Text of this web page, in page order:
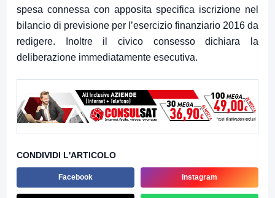
spesa connessa con apposita specifica iscrizione nel
bilancio di previsione per l’esercizio finanziario 2016 da
redigere. Inoltre il civico consesso dichiara la
deliberazione immediatamente esecutiva.
CONDIVIDI L'ARTICOLO
Facebook Instagram